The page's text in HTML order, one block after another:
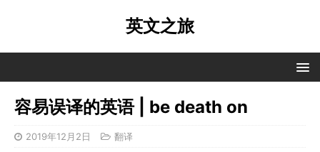
英文之旅
容易误译的英语 | be death on
2019年12月2日 翻译